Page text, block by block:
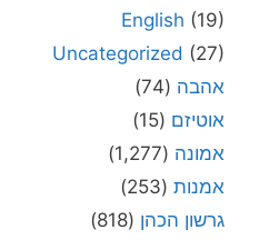
English (19)
Uncategorized (27)
אהבה (74)
אוטיזם (15)
אמונה (1,277)
אמנות (253)
גרשון הכהן (818)